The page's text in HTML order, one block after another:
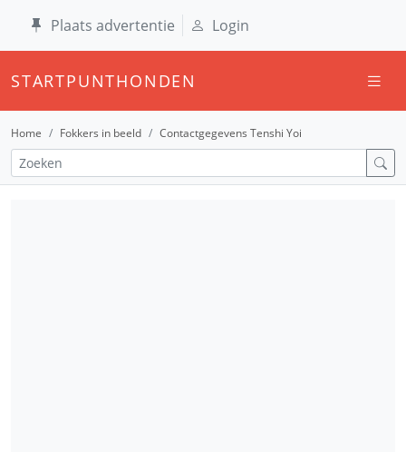
Plaats advertentie Login
STARTPUNTHONDEN
Home Fokkers in beeld Contactgegevens Tenshi Yoi